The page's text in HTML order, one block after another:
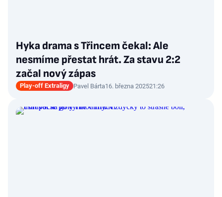
Hyka drama s Třincem čekal: Ale
nesmíme přestat hrát. Za stavu 2:2
začal nový zápas
Play-off Extraligy Pavel Bárta16. března 202521:26